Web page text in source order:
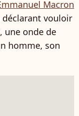
Macron
vouloir
une onde de
homme, son